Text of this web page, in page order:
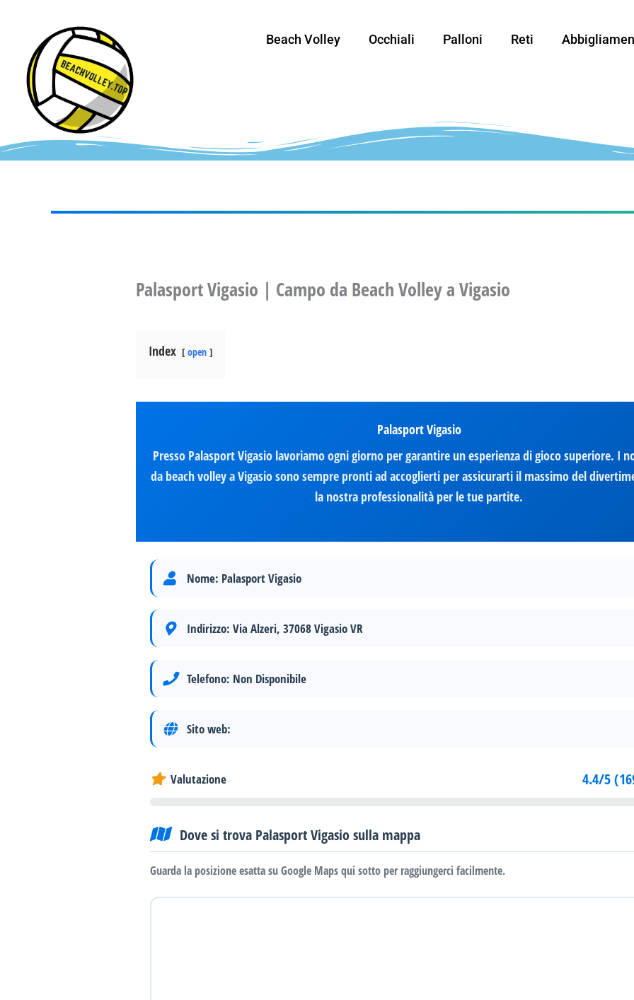
contenuto
Beach Volley Occhiali Palloni Reti
Palasport Vigasio | Campo da Beach Volley a Vigasio
Index open
Palasport Vigasio
Presso Palasport Vigasio lavoriamo ogni giorno per garantire un esperienza di gioco superiore. I
da beach volley a Vigasio sono sempre pronti ad accoglierti per assicurarti il massimo del
la nostra professionalità per le tue partite.
Nome: Palasport Vigasio
Indirizzo: Via Alzeri, 37068 Vigasio VR
Telefono: Non Disponibile
Sito web:
Valutazione 4.4/5
Dove si trova Palasport Vigasio sulla mappa
Guarda la posizione esatta su Google Maps qui sotto per raggiungerci facilmente.